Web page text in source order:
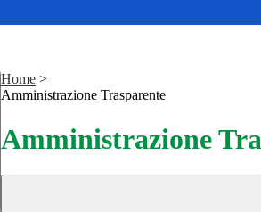
Home >
Amministrazione Trasparente
Amministrazione